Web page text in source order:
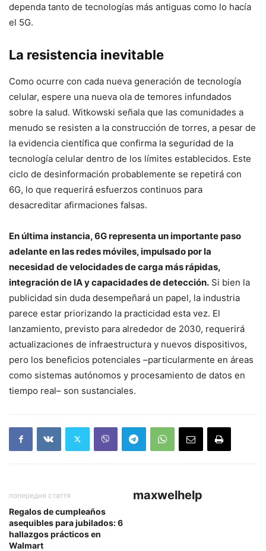
dependa tanto de tecnologías más antiguas como lo hacía
el 5G.
La resistencia inevitable
Como ocurre con cada nueva generación de tecnología
celular, espere una nueva ola de temores infundados
sobre la salud. Witkowski señala que las comunidades a
menudo se resisten a la construcción de torres, a pesar de
la evidencia científica que confirma la seguridad de la
tecnología celular dentro de los límites establecidos. Este
ciclo de desinformación probablemente se repetirá con
6G, lo que requerirá esfuerzos continuos para
desacreditar afirmaciones falsas.
En última instancia, 6G representa un importante paso
adelante en las redes móviles, impulsado por la
necesidad de velocidades de carga más rápidas,
integración de IA y capacidades de detección. Si bien la
publicidad sin duda desempeñará un papel, la industria
parece estar priorizando la practicidad esta vez. El
lanzamiento, previsto para alrededor de 2030, requerirá
actualizaciones de infraestructura y nuevos dispositivos,
pero los beneficios potenciales –particularmente en áreas
como sistemas autónomos y procesamiento de datos en
tiempo real– son sustanciales.
попередня стаття
Regalos de cumpleaños
asequibles para jubilados: 6
hallazgos prácticos en
Walmart
maxwelhelp